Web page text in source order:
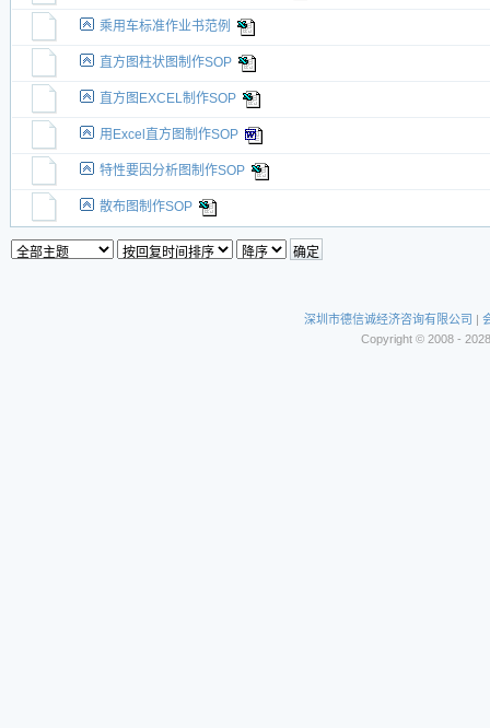
乘用车标准作业书范例
直方图柱状图制作SOP
直方图EXCEL制作SOP
用Excel直方图制作SOP
特性要因分析图制作SOP
散布图制作SOP
深圳市德信诚经济咨询有限公司 |
Copyright © 2008 -